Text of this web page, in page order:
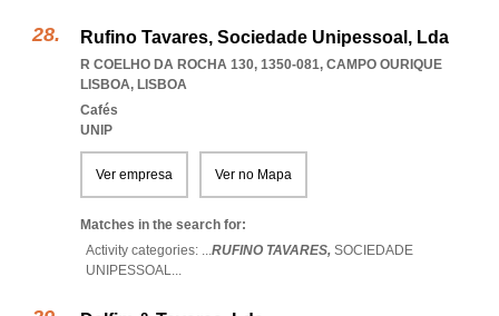
Rufino Tavares, Sociedade Unipessoal, Lda
R COELHO DA ROCHA 130, 1350-081, CAMPO OURIQUE
LISBOA, LISBOA
Cafés
UNIP
Ver empresa Ver no Mapa
Matches in the search for:
Activity categories: ...RUFINO TAVARES, SOCIEDADE
UNIPESSOAL...